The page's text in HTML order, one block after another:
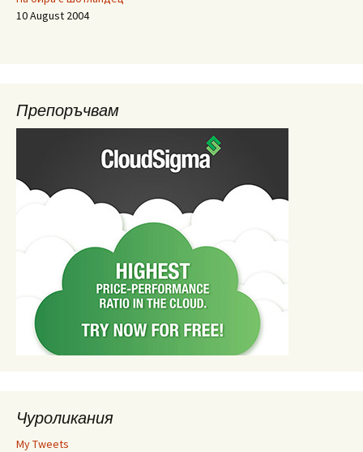
10 August 2004
Препоръчвам
Чуроликания
My Tweets